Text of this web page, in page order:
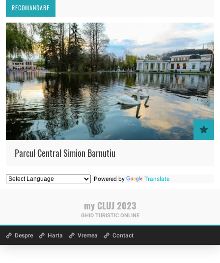
RECOMANDARE
Parcul Central Simion Barnutiu
Powered by Translate
my CLUJ 2023
GHID TURISTIC ONLINE
Despre Harta Vremea Contact